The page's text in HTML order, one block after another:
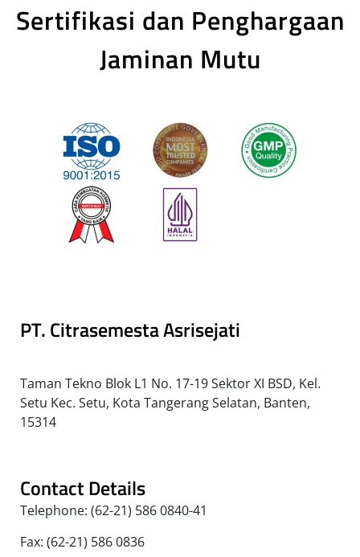
Sertifikasi dan Penghargaan
Jaminan Mutu
PT. Citrasemesta Asrisejati
Taman Tekno Blok L1 No. 17-19 Sektor XI BSD, Kel.
Setu Kec. Setu, Kota Tangerang Selatan, Banten,
15314
Contact Details
Telephone: (62-21) 586 0840-41
Fax: (62-21) 586 0836